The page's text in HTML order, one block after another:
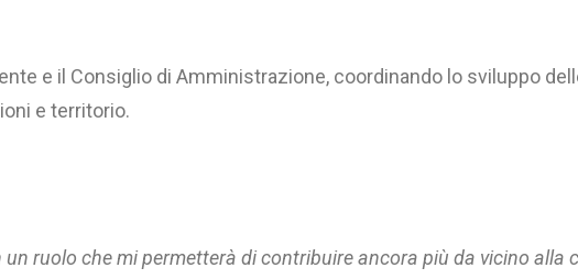
e il Consiglio di Amministrazione, coordinando lo sviluppo
e territorio.
ruolo che mi permetterà di contribuire ancora più da vicino alla